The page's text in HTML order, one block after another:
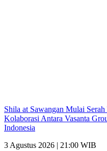
Shila at Sawangan Mulai
Kolaborasi Antara Vasanta
Indonesia
3 Agustus 2026 | 21:00 WIB